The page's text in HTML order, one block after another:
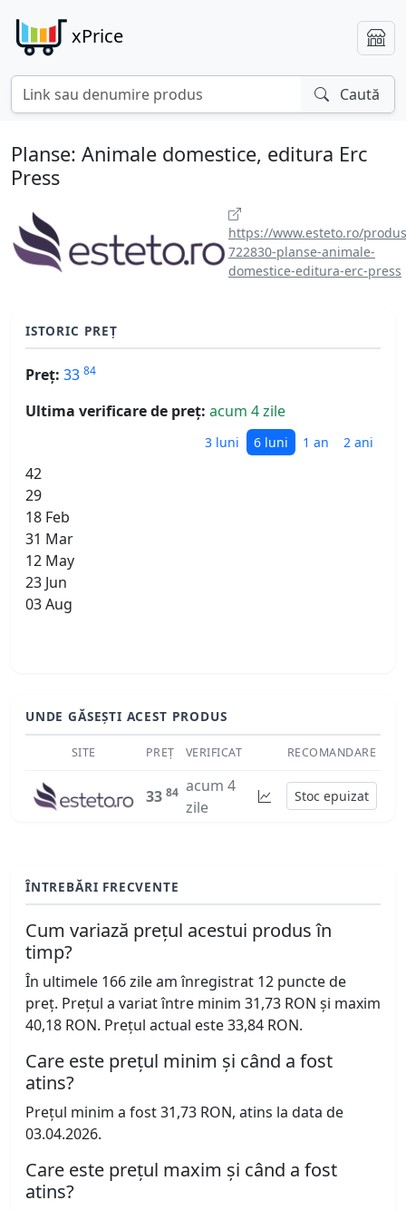
xPrice
Caută
Planse: Animale domestice, editura Erc
Press
https://www.esteto.ro/
722830-planse-animale-
domestice-editura-erc-press
ISTORIC PREȚ
Preț: 33 84
Ultima verificare de preț: acum 4 zile
3 luni 6 luni 1 an 2 ani
42
29
18 Feb
31 Mar
12 May
23 Jun
03 Aug
UNDE GĂSEȘTI ACEST PRODUS
SITE PREȚ VERIFICAT RECOMANDARE
33 84 acum 4
zile
Stoc epuizat
ÎNTREBĂRI FRECVENTE
Cum variază prețul acestui produs în
timp?
În ultimele 166 zile am înregistrat 12 puncte de
preț. Prețul a variat între minim 31,73 RON și maxim
40,18 RON. Prețul actual este 33,84 RON.
Care este prețul minim și când a fost
atins?
Prețul minim a fost 31,73 RON, atins la data de
03.04.2026.
Care este prețul maxim și când a fost
atins?